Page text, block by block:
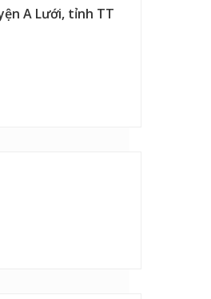
A Lưới, tỉnh TT